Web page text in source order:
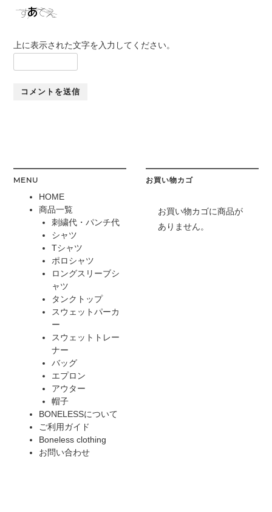
上に表示された文字を入力してください。
MENU
HOME
商品一覧
刺繍代・パンチ代
シャツ
Tシャツ
ポロシャツ
ロングスリーブシ
ャツ
タンクトップ
スウェットパーカ
ー
スウェットトレー
ナー
バッグ
エプロン
アウター
帽子
BONELESSについて
ご利用ガイド
Boneless clothing
お問い合わせ
お買い物カゴ
お買い物カゴに商品が
ありません。